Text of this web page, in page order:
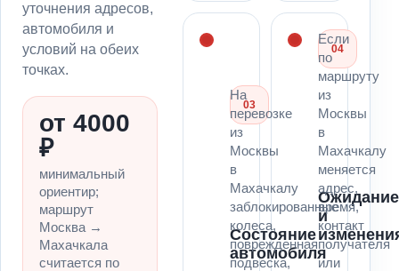
уточнения адресов,
автомобиля и
условий на обеих
точках.
от 4000
₽
минимальный
ориентир;
маршрут
Москва →
Махачкала
считается по
03
Состояние
автомобиля
На
перевозке
из
Москвы
в
Махачкалу
заблокированные
колеса,
поврежденная
подвеска,
04
Ожидание
и
Если
по
маршруту
из
Москвы
в
Махачкалу
меняется
адрес,
время,
контакт
получателя
или